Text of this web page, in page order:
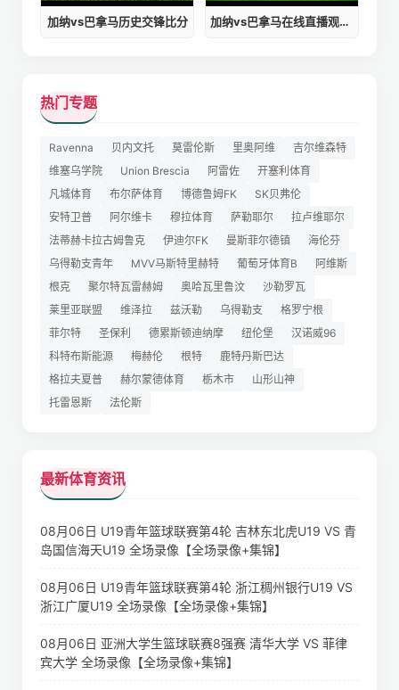
加纳vs巴拿马历史交锋比分 加纳vs巴拿马在线直播观看免费视频
热门专题
Ravenna 贝内文托 莫雷伦斯 里奥阿维
吉尔维森特
维塞乌学院
Union Brescia 阿雷佐
开塞利体育
凡城体育
布尔萨体育 博德鲁姆FK
SK贝弗伦
安特卫普
阿尔维卡 穆拉体育 萨勒耶尔
拉卢维耶尔
法蒂赫卡拉古姆鲁克
伊迪尔FK 曼斯菲尔德镇
海伦芬
乌得勒支青年
MVV马斯特里赫特 葡萄牙体育B
阿维斯
根克
聚尔特瓦雷赫姆 奥哈瓦里鲁汶
沙勒罗瓦
莱里亚联盟
维泽拉 兹沃勒 乌得勒支
格罗宁根
菲尔特
圣保利 德累斯顿迪纳摩 纽伦堡
汉诺威96
科特布斯能源
梅赫伦 根特
鹿特丹斯巴达
格拉夫夏普
赫尔蒙德体育 栃木市
山形山神
托雷恩斯
法伦斯
最新体育资讯
08月06日 U19青年篮球联赛第4轮 吉林东北虎U19 VS 青
岛国信海天U19 全场录像【全场录像+集锦】
08月06日 U19青年篮球联赛第4轮 浙江稠州银行U19 VS
浙江广厦U19 全场录像【全场录像+集锦】
08月06日 亚洲大学生篮球联赛8强赛 清华大学 VS 菲律
宾大学 全场录像【全场录像+集锦】